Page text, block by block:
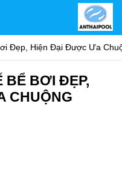
Đẹp, Hiện Đại Được Ưa
BỂ BƠI ĐẸP,
CHUỘNG